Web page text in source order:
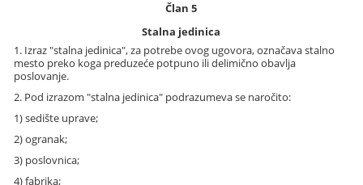
Član 5
Stalna jedinica
1. Izraz "stalna jedinica", za potrebe ovog ugovora, označava stalno
mesto preko koga preduzeće potpuno ili delimično obavlja
poslovanje.
2. Pod izrazom "stalna jedinica" podrazumeva se naročito:
1) sedište uprave;
2) ogranak;
3) poslovnica;
4) fabrika;